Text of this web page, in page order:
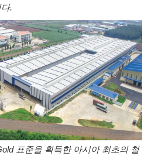
.
표준을 획득한 아시아 최초의 철